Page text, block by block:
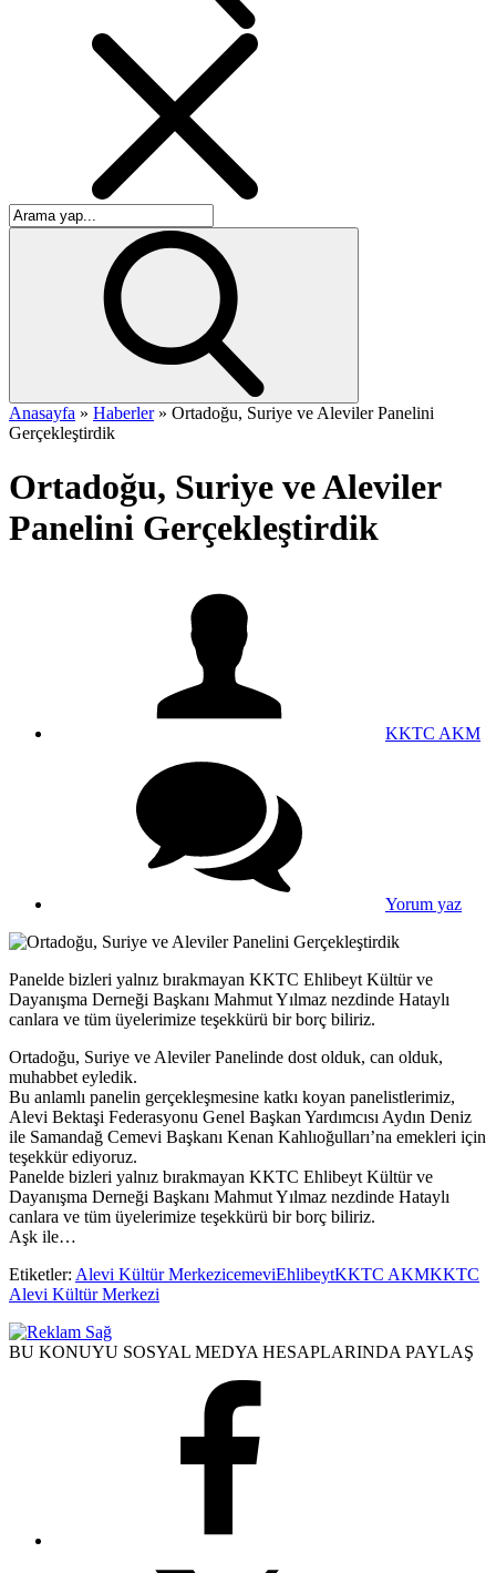
Anasayfa » Haberler » Ortadoğu, Suriye ve Aleviler Panelini
Gerçekleştirdik
Ortadoğu, Suriye ve Aleviler
Panelini Gerçekleştirdik
KKTC AKM
Yorum yaz
Panelde bizleri yalnız bırakmayan KKTC Ehlibeyt Kültür ve
Dayanışma Derneği Başkanı Mahmut Yılmaz nezdinde Hataylı
canlara ve tüm üyelerimize teşekkürü bir borç biliriz.
Ortadoğu, Suriye ve Aleviler Panelinde dost olduk, can olduk,
muhabbet eyledik.
Bu anlamlı panelin gerçekleşmesine katkı koyan panelistlerimiz,
Alevi Bektaşi Federasyonu Genel Başkan Yardımcısı Aydın Deniz
ile Samandağ Cemevi Başkanı Kenan Kahlıoğulları’na emekleri için
teşekkür ediyoruz.
Panelde bizleri yalnız bırakmayan KKTC Ehlibeyt Kültür ve
Dayanışma Derneği Başkanı Mahmut Yılmaz nezdinde Hataylı
canlara ve tüm üyelerimize teşekkürü bir borç biliriz.
Aşk ile…
Etiketler: Alevi Kültür MerkezicemeviEhlibeytKKTC AKMKKTC
Alevi Kültür Merkezi
BU KONUYU SOSYAL MEDYA HESAPLARINDA PAYLAŞ